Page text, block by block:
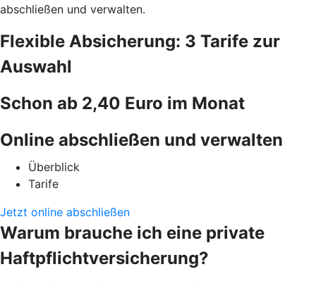
abschließen und verwalten.
Flexible Absicherung: 3 Tarife zur
Auswahl
Schon ab 2,40 Euro im Monat
Online abschließen und verwalten
Überblick
Tarife
Jetzt online abschließen
Warum brauche ich eine private
Haftpflichtversicherung?